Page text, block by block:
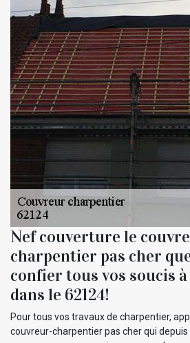
Nef couverture le
charpentier pas cher
confier tous vos soucis
dans le 62124!
Pour tous vos travaux de charpentier,
couvreur-charpentier pas cher qui